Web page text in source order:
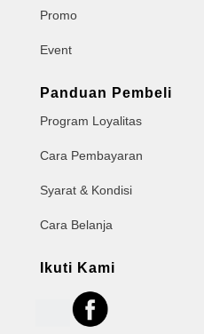
Promo
Event
Panduan Pembeli
Program Loyalitas
Cara Pembayaran
Syarat & Kondisi
Cara Belanja
Ikuti Kami